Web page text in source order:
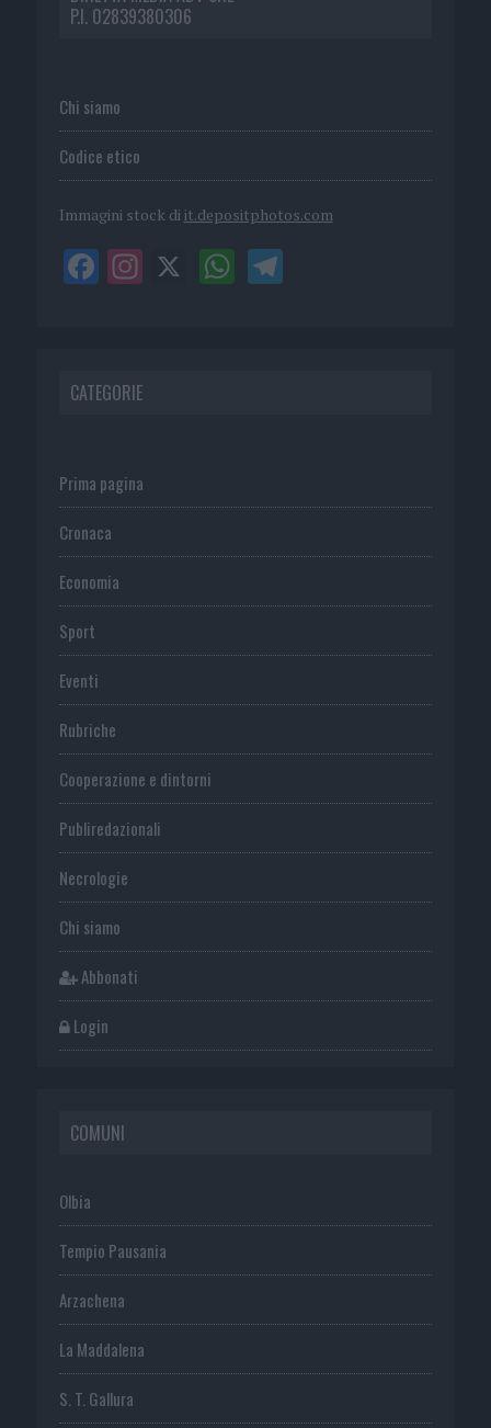
P.I. 02839380306
Chi siamo
Codice etico
Immagini stock di it.depositphotos.com
CATEGORIE
Prima pagina
Cronaca
Economia
Sport
Eventi
Rubriche
Cooperazione e dintorni
Publiredazionali
Necrologie
Chi siamo
Abbonati
Login
COMUNI
Olbia
Tempio Pausania
Arzachena
La Maddalena
S. T. Gallura